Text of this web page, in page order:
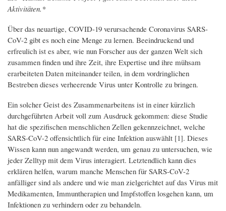
Aktivitäten.*
Über das neuartige, COVID-19 verursachende Coronavirus SARS-
CoV-2 gibt es noch eine Menge zu lernen. Beeindruckend und
erfreulich ist es aber, wie nun Forscher aus der ganzen Welt sich
zusammen finden und ihre Zeit, ihre Expertise und ihre mühsam
erarbeiteten Daten miteinander teilen, in dem vordringlichen
Bestreben dieses verheerende Virus unter Kontrolle zu bringen.
Ein solcher Geist des Zusammenarbeitens ist in einer kürzlich
durchgeführten Arbeit voll zum Ausdruck gekommen: diese Studie
hat die spezifischen menschlichen Zellen gekennzeichnet, welche
SARS-CoV-2 offensichtlich für eine Infektion auswählt [1]. Dieses
Wissen kann nun angewandt werden, um genau zu untersuchen, wie
jeder Zelltyp mit dem Virus interagiert. Letztendlich kann dies
erklären helfen, warum manche Menschen für SARS-CoV-2
anfälliger sind als andere und wie man zielgerichtet auf das Virus mit
Medikamenten, Immuntherapien und Impfstoffen losgehen kann, um
Infektionen zu verhindern oder zu behandeln.